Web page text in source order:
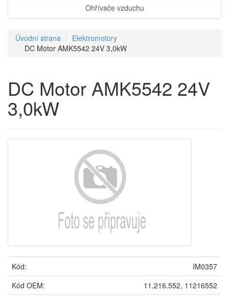
Ohřívače vzduchu
Úvodní strana
Elektromotory
DC Motor AMK5542 24V 3,0kW
DC Motor AMK5542 24V
3,0kW
Kód:
IM0357
Kód OEM:
11.216.552, 11216552